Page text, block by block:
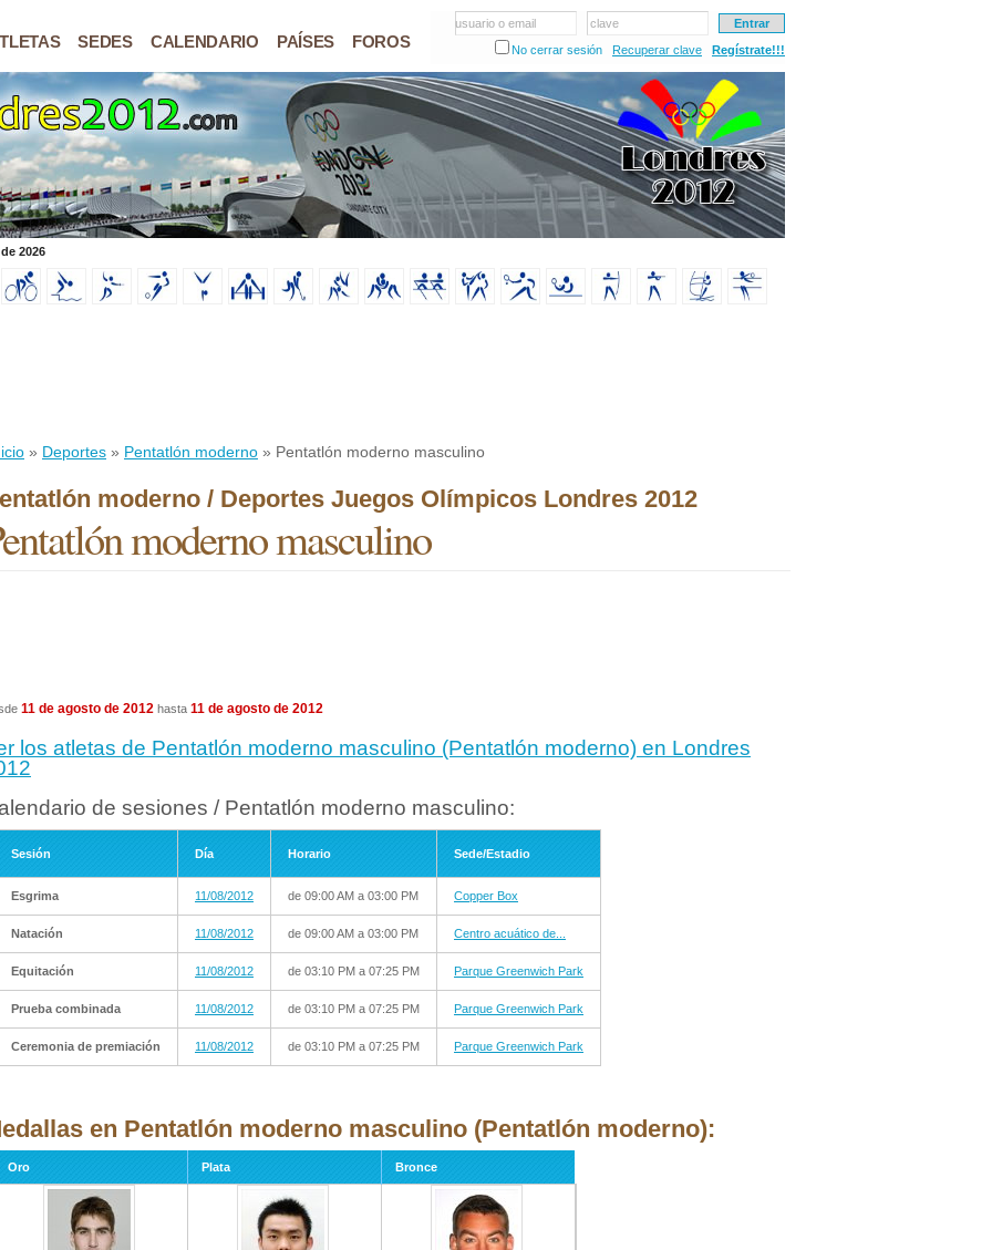
SEDES CALENDARIO PAÍSES FOROS
usuario o email
clave
No cerrar sesión
Recuperar clave Regístrate!!!
2026
» Deportes » Pentatlón moderno » Pentatlón moderno masculino
moderno / Deportes Juegos Olímpicos Londres 2012
moderno masculino
11 de agosto de 2012 hasta 11 de agosto de 2012
los atletas de Pentatlón moderno masculino (Pentatlón moderno) en Londres
de sesiones / Pentatlón moderno masculino:
Sesión Día Horario Sede/Estadio
Esgrima 11/08/2012 de 09:00 AM a 03:00 PM Copper Box
Natación 11/08/2012 de 09:00 AM a 03:00 PM Centro acuático de...
Equitación 11/08/2012 de 03:10 PM a 07:25 PM Parque Greenwich Park
Prueba combinada 11/08/2012 de 03:10 PM a 07:25 PM Parque Greenwich Park
Ceremonia de premiación 11/08/2012 de 03:10 PM a 07:25 PM Parque Greenwich Park
en Pentatlón moderno masculino (Pentatlón moderno):
Oro Plata Bronce